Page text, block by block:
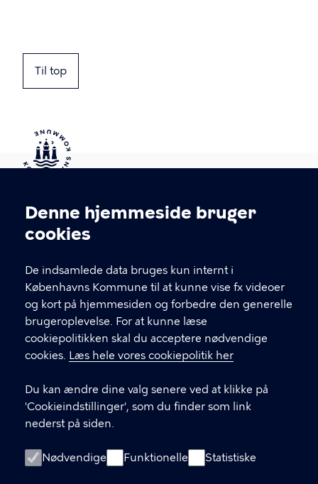
Cookieindstillinger
Denne hjemmeside bruger
cookies
De indsamlede data bruges kun internt i
Københavns Kommune til at kunne vise fx videoer
og kort på hjemmesiden og forbedre den generelle
brugeroplevelse. For at kunne læse
cookiepolitikken skal du acceptere nødvendige
cookies. Læs hele vores cookiepolitik her
Du kan ændre dine valg senere ved at klikke på
'Cookieindstillinger', som du finder som link
nederst på siden.
Nødvendige Funktionelle Statistiske
Til top
Kontakt Københavns Kommune
T
fFind andre kontakter her
CVR-nummer64942212
GENVEJE
Digital Post
Databeskyttelse
Tilgængelighedserklæring